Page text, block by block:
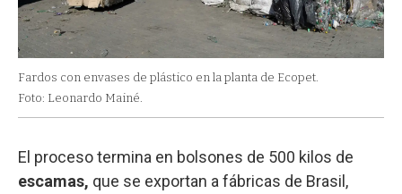
Fardos con envases de plástico en la planta de Ecopet.
Foto: Leonardo Mainé.
El proceso termina en bolsones de 500 kilos de
escamas, que se exportan a fábricas de Brasil,